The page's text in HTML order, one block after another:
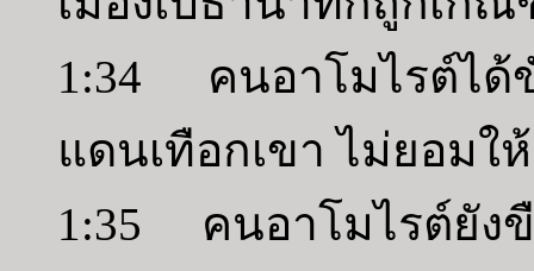
1:34 คนอาโมไรต์ได้
แดนเทือกเขา ไม่ยอมใ
1:35 คนอาโมไรต์ยังขื